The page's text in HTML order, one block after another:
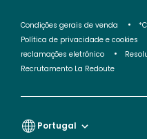
Condições gerais de venda
Política de privacidade e cookies
reclamações eletrónico
Recrutamento La Redoute
Portugal